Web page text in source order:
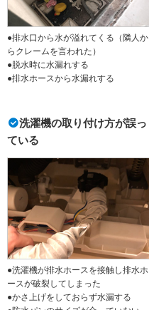
●排水口から水が溢れてくる（隣人か
らクレームを言われた）
●脱水時に水漏れする
●排水ホースから水漏れする
洗濯機の取り付け方が誤っ
ている
●洗濯機が排水ホースを接触し排水ホ
ースが破裂してしまった
●かさ上げをしておらず水漏する